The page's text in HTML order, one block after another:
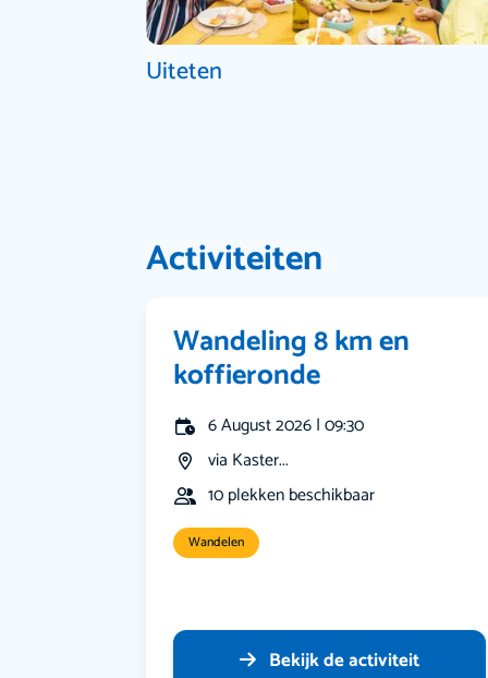
Uiteten
Activiteiten
Wandeling 8 km en
koffieronde
6 August 2026 | 09:30
via Kaster...
10 plekken beschikbaar
Wandelen
Bekijk de activiteit